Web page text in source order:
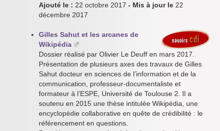
Ajouté le : 22 octobre 2017 - Mis à jour le 22
décembre 2017
Gilles Sahut et les arcanes de
Wikipédia
Dossier réalisé par Olivier Le Deuff en mars 2017.
Présentation de plusieurs axes des travaux de Gilles
Sahut docteur en sciences de l’information et de la
communication, professeur-documentaliste et
formateur à l’ESPE, Université de Toulouse 2. Il a
soutenu en 2015 une thèse intitulée Wikipédia, une
encyclopédie collaborative en quête de crédibilité : le
référencement en questions.